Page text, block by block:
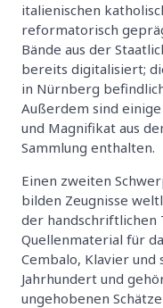
italienischen
reformatorisch
Bände aus der
bereits digitalisiert;
in Nürnberg
Außerdem sind
und Magnifikat aus
Sammlung enthalten.
Einen zweiten
bilden Zeugnisse
der
Quellenmaterial für
Cembalo, Klavier und
Jahrhundert und
ungehobenen